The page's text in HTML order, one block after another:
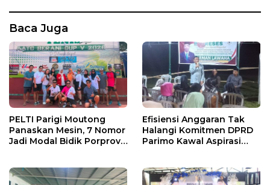
Baca Juga
PELTI Parigi Moutong
Panaskan Mesin, 7 Nomor
Jadi Modal Bidik Porprov
Efisiensi Anggaran Tak
Halangi Komitmen DPRD
Parimo Kawal Aspirasi